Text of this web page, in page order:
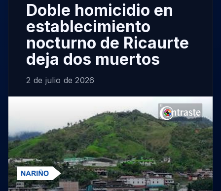
Doble homicidio en
establecimiento
nocturno de Ricaurte
deja dos muertos
2 de julio de 2026